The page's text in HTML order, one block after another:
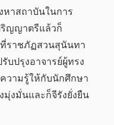
หาสถาบันในการ
ญญาตรีแล้วก็
ราชภัฏสวนสุนันทา
บปรุงอาจารย์ผู้ทรง
วามรู้ให้กับนักศึกษา
งมั่นและก็จีรังยั่งยืน